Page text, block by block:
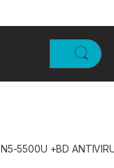
5500U +BD